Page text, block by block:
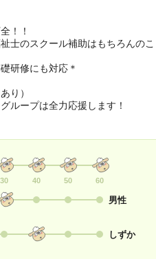
！！
士のスクール補助はもちろんのこ
研修にも対応＊
り）
ループは全力応援します！
30 40 50 60
男性
しずか